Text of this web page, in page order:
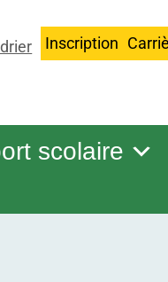
Inscription
scolaire